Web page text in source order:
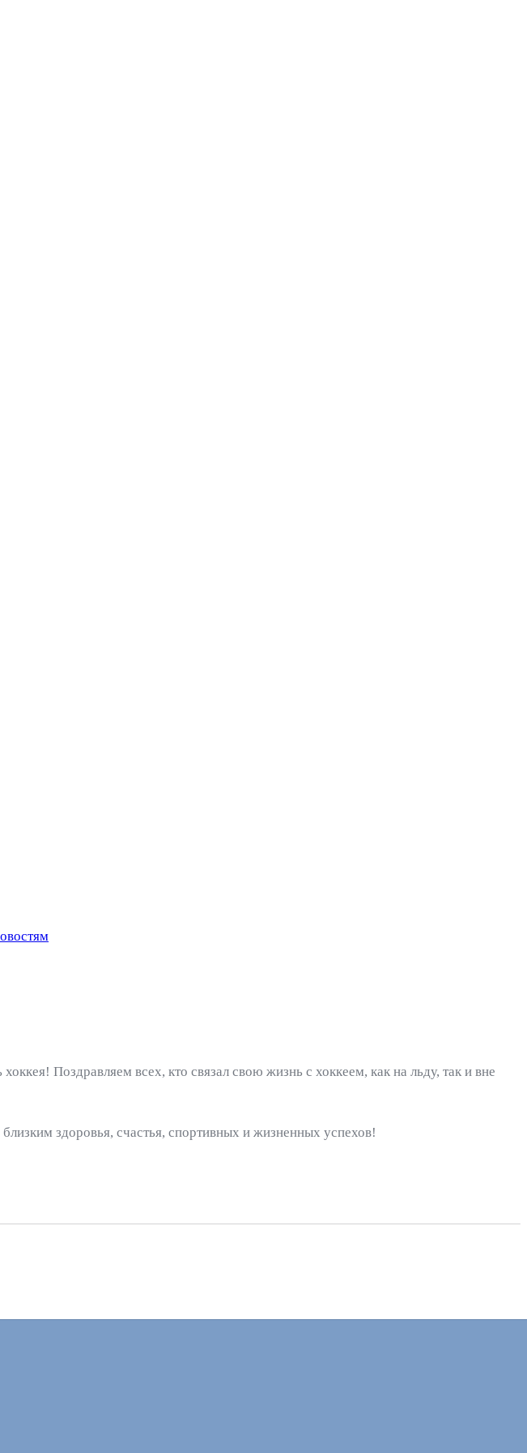
Поздравляем всех, кто связал свою жизнь с хоккеем, как на льду, так и вне
здоровья, счастья, спортивных и жизненных успехов!